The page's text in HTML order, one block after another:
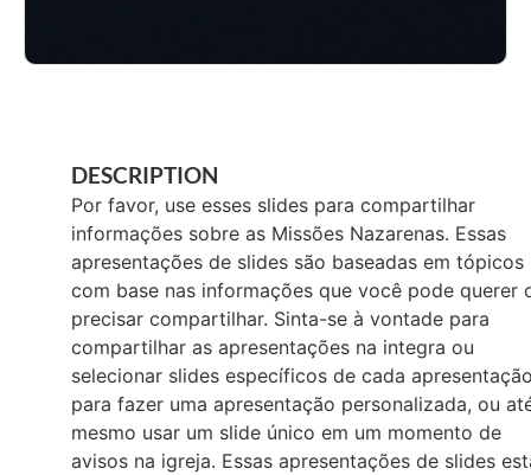
DESCRIPTION
Por favor, use esses slides para compartilhar
informações sobre as Missões Nazarenas. Essas
apresentações de slides são baseadas em tópicos
com base nas informações que você pode querer
precisar compartilhar. Sinta-se à vontade para
compartilhar as apresentações na integra ou
selecionar slides específicos de cada
para fazer uma apresentação personalizada, ou
mesmo usar um slide único em um momento de
avisos na igreja. Essas apresentações de slides